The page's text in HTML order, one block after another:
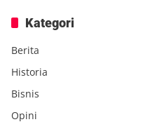
Kategori
Berita
Historia
Bisnis
Opini